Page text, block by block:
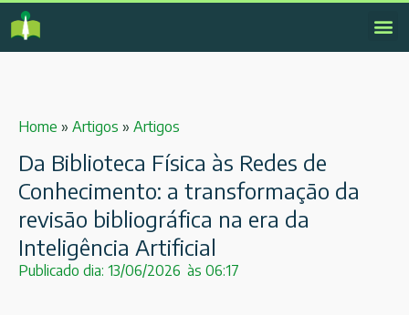
Home » Artigos » Artigos
Da Biblioteca Física às Redes de
Conhecimento: a transformação da
revisão bibliográfica na era da
Inteligência Artificial
Publicado dia: 13/06/2026 às 06:17